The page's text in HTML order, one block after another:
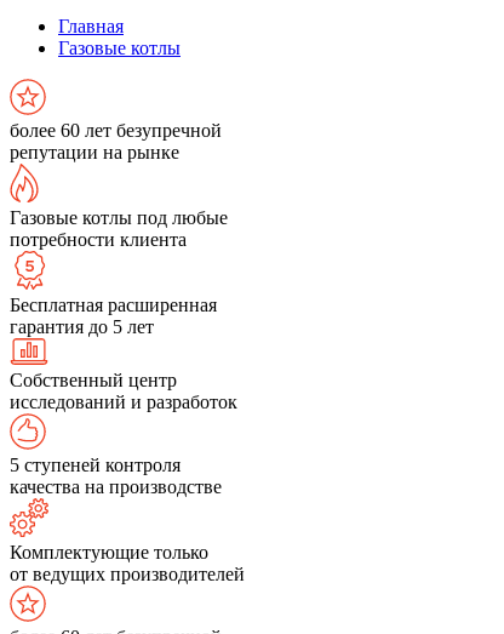
Главная
Газовые котлы
более 60 лет безупречной
репутации на рынке
Газовые котлы под любые
потребности клиента
Бесплатная расширенная
гарантия до 5 лет
Собственный центр
исследований и разработок
5 ступеней контроля
качества на производстве
Комплектующие только
от ведущих производителей